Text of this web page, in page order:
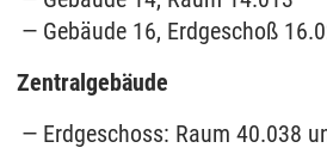
Gebäude 16, Erdgeschoß
Zentralgebäude
Erdgeschoss: Raum 40.038